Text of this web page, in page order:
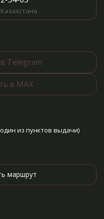
Telegram
в MAX
из пунктов выдачи)
маршрут